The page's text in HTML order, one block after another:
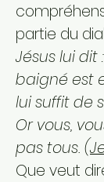
partie du
Jésus lui dit
baigné est
lui suffit de
Or vous,
pas tous. (
Que veut